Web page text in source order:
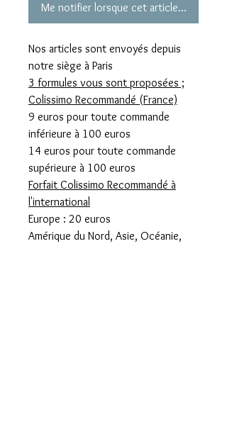
Me notifier lorsque cet article est
Nos articles sont envoyés depuis
notre siège à Paris
3 formules vous sont proposées ;
Colissimo Recommandé (France)
9 euros pour toute commande
inférieure à 100 euros
14 euros pour toute commande
supérieure à 100 euros
Forfait Colissimo Recommandé à
l'international
Europe : 20 euros
Amérique du Nord, Asie, Océanie,